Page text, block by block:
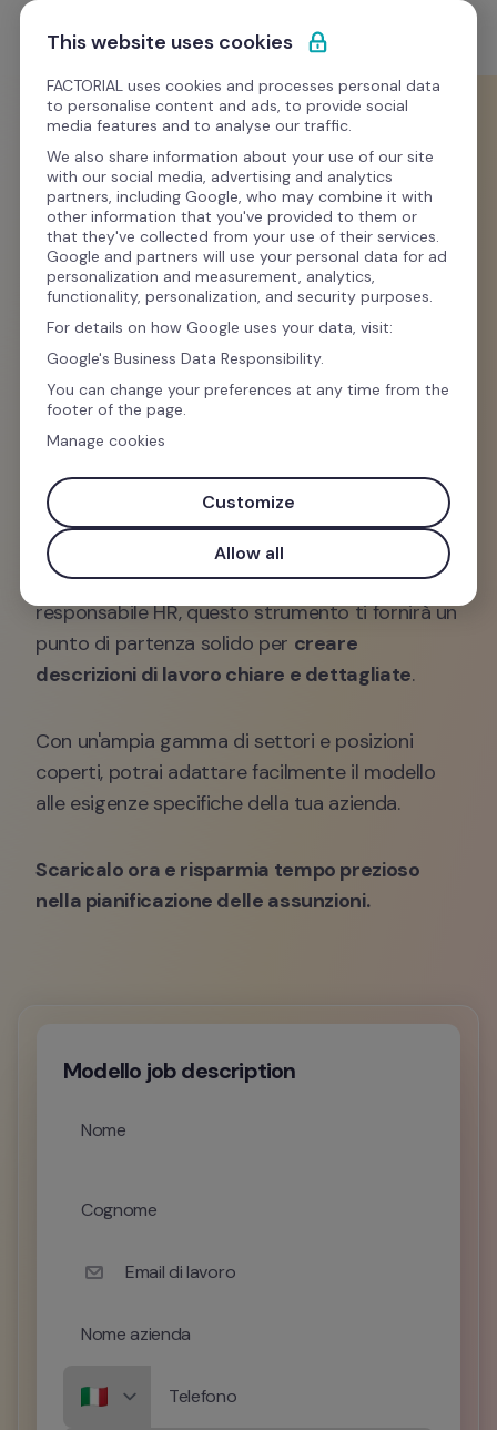
Passa al contenuto
Comincia gratis
Modelli
Reclutamento e selezione
Esempio di Job
Description gratis
📄 Alla ricerca di un esempio di job description
efficace e personalizzabile? Hai trovato la
soluzione perfetta.
Il nostro modello di job description è stato
appositamente creato per semplificare il
processo di definizione dei ruoli all'interno della
tua azienda. Che tu sia un manager o un
responsabile HR, questo strumento ti fornirà un
punto di partenza solido per creare
descrizioni di lavoro chiare e dettagliate.
Con un'ampia gamma di settori e posizioni
coperti, potrai adattare facilmente il modello
alle esigenze specifiche della tua azienda.
Scaricalo ora e risparmia tempo prezioso
nella pianificazione delle assunzioni.
Modello job description
Nome
Cognome
Email di lavoro
Nome azienda
Telefono
This website uses cookies
FACTORIAL uses cookies and processes personal data
to personalise content and ads, to provide social
media features and to analyse our traffic.
We also share information about your use of our site
with our social media, advertising and analytics
partners, including Google, who may combine it with
other information that you've provided to them or
that they've collected from your use of their services.
Google and partners will use your personal data for ad
personalization and measurement, analytics,
functionality, personalization, and security purposes.
For details on how Google uses your data, visit:
Google's Business Data Responsibility.
You can change your preferences at any time from the
footer of the page.
Manage cookies
Customize
Allow all